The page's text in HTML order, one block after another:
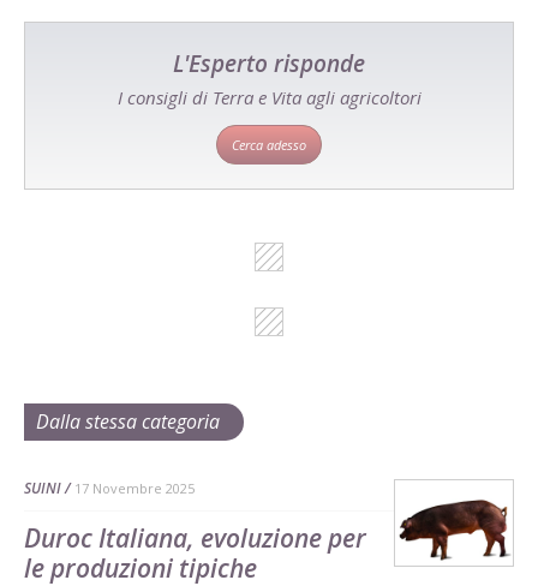
L'Esperto risponde
I consigli di Terra e Vita agli agricoltori
Cerca adesso
Dalla stessa categoria
SUINI 17 Novembre 2025
Duroc Italiana, evoluzione per
le produzioni tipiche